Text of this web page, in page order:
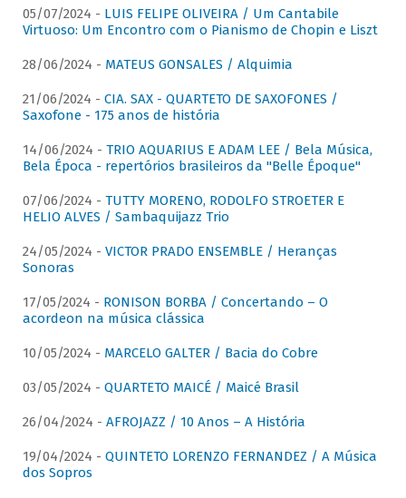
05/07/2024 - LUIS FELIPE OLIVEIRA / Um Cantabile
Virtuoso: Um Encontro com o Pianismo de Chopin e Liszt
28/06/2024 - MATEUS GONSALES / Alquimia
21/06/2024 - CIA. SAX - QUARTETO DE SAXOFONES /
Saxofone - 175 anos de história
14/06/2024 - TRIO AQUARIUS E ADAM LEE / Bela Música,
Bela Época - repertórios brasileiros da "Belle Époque"
07/06/2024 - TUTTY MORENO, RODOLFO STROETER E
HELIO ALVES / Sambaquijazz Trio
24/05/2024 - VICTOR PRADO ENSEMBLE / Heranças
Sonoras
17/05/2024 - RONISON BORBA / Concertando – O
acordeon na música clássica
10/05/2024 - MARCELO GALTER / Bacia do Cobre
03/05/2024 - QUARTETO MAICÉ / Maicé Brasil
26/04/2024 - AFROJAZZ / 10 Anos – A História
19/04/2024 - QUINTETO LORENZO FERNANDEZ / A Música
dos Sopros